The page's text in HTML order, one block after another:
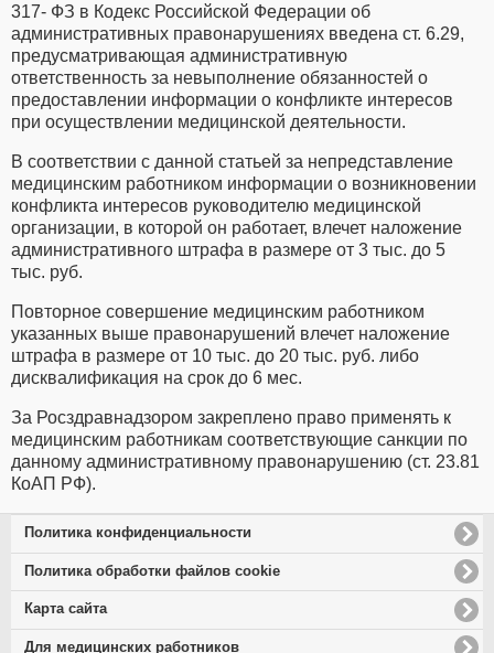
317- ФЗ в Кодекс Российской Федерации об
административных правонарушениях введена ст. 6.29,
предусматривающая административную
ответственность за невыполнение обязанностей о
предоставлении информации о конфликте интересов
при осуществлении медицинской деятельности.
В соответствии с данной статьей за непредставление
медицинским работником информации о возникновении
конфликта интересов руководителю медицинской
организации, в которой он работает, влечет наложение
административного штрафа в размере от 3 тыс. до 5
тыс. руб.
Повторное совершение медицинским работником
указанных выше правонарушений влечет наложение
штрафа в размере от 10 тыс. до 20 тыс. руб. либо
дисквалификация на срок до 6 мес.
За Росздравнадзором закреплено право применять к
медицинским работникам соответствующие санкции по
данному административному правонарушению (ст. 23.81
КоАП РФ).
Политика конфиденциальности
Политика обработки файлов cookie
Карта сайта
Для медицинских работников